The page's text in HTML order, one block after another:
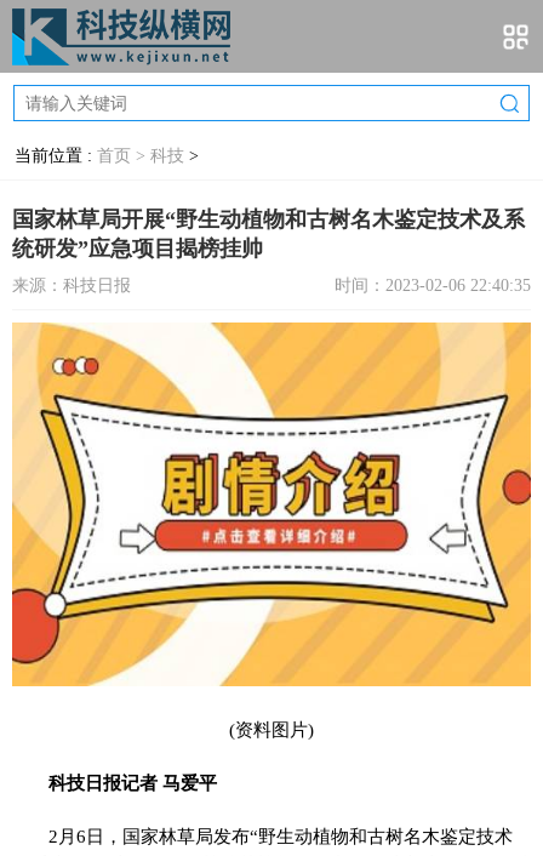
当前位置 : 首页 > 科技 >
国家林草局开展“野生动植物和古树名木鉴定技术及系
统研发”应急项目揭榜挂帅
来源：科技日报 时间：2023-02-06 22:40:35
(资料图片)
科技日报记者 马爱平
2月6日，国家林草局发布“野生动植物和古树名木鉴定技术